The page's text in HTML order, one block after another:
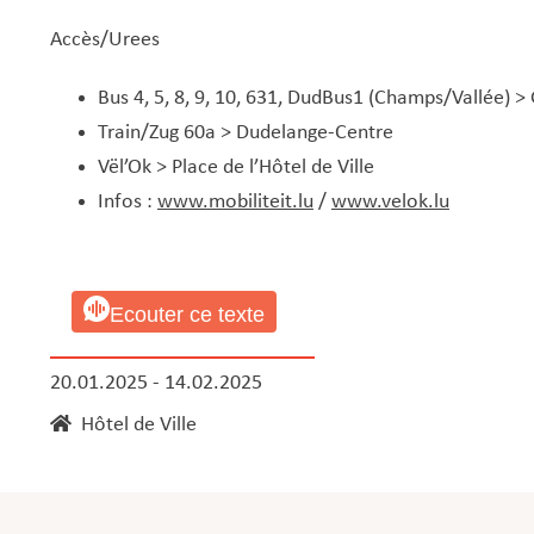
Accès/Urees
Bus 4, 5, 8, 9, 10, 631, DudBus1 (Champs/Vallée) >
Train/Zug 60a > Dudelange-Centre
Vël’Ok > Place de l’Hôtel de Ville
Infos : www.mobiliteit.lu/ www.velok.lu
Ecouter ce texte
20.01.2025 - 14.02.2025
Hôtel de Ville